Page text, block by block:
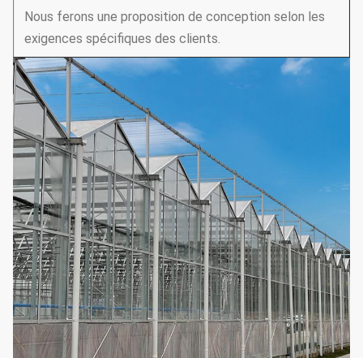
Nous ferons une proposition de conception selon les
exigences spécifiques des clients.